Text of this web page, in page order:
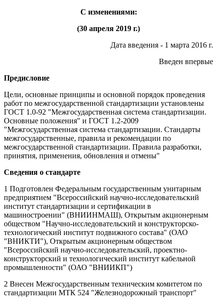
С изменениями:
(30 апреля 2019 г.)
Дата введения - 1 марта 2016 г.
Введен впервые
Предисловие
Цели, основные принципы и основной порядок проведения
работ по межгосударственной стандартизации установлены
ГОСТ 1.0-92 "Межгосударственная система стандартизации.
Основные положения" и ГОСТ 1.2-2009
"Межгосударственная система стандартизации. Стандарты
межгосударственные, правила и рекомендации по
межгосударственной стандартизации. Правила разработки,
принятия, применения, обновления и отмены"
Сведения о стандарте
1 Подготовлен Федеральным государственным унитарным
предприятием "Всероссийский научно-исследовательский
институт стандартизации и сертификации в
машиностроении" (ВНИИНМАШ), Открытым акционерным
обществом "Научно-исследовательский и конструкторско-
технологический институт подвижного состава" (ОАО
"ВНИКТИ"), Открытым акционерным обществом
"Всероссийский научно-исследовательский, проектно-
конструкторский и технологический институт кабельной
промышленности" (ОАО "ВНИИКП")
2 Внесен Межгосударственным техническим комитетом по
стандартизации МТК 524 "Железнодорожный транспорт"